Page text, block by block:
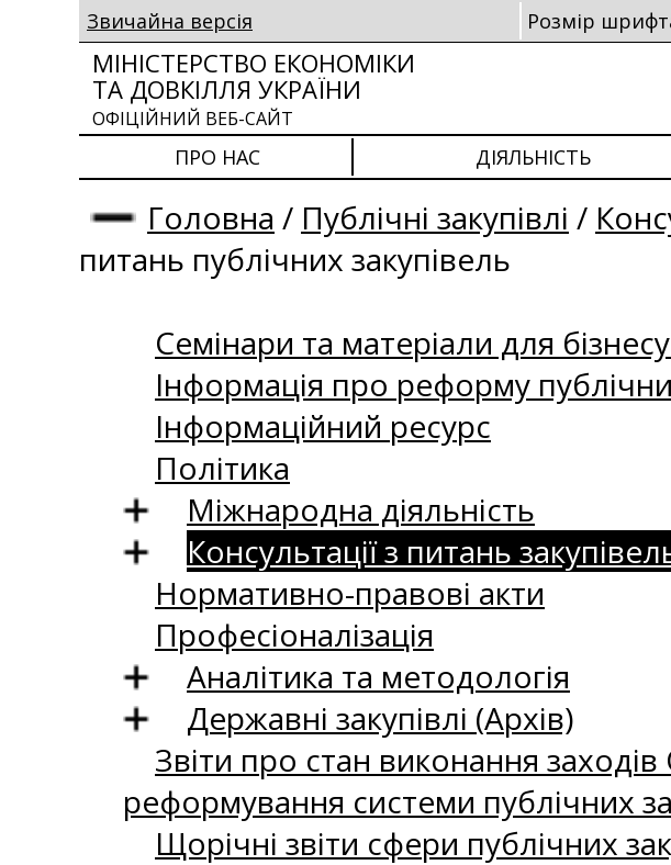
Звичайна версія Розмір
МІНІСТЕРСТВО ЕКОНОМІКИ
ТА ДОВКІЛЛЯ УКРАЇНИ
ОФІЦІЙНИЙ ВЕБ-САЙТ
ПРО НАС ДІЯЛЬНІСТЬ
Головна / Публічні закупівлі /
питань публічних закупівель
Семінари та матеріали для
Інформація про реформу
Інформаційний ресурс
Політика
Міжнародна діяльність
Консультації з питань
Нормативно-правові акти
Професіоналізація
Аналітика та методологія
Державні закупівлі (Архів)
Звіти про стан виконання заходів
реформування системи публічних
Щорічні звіти сфери публічних